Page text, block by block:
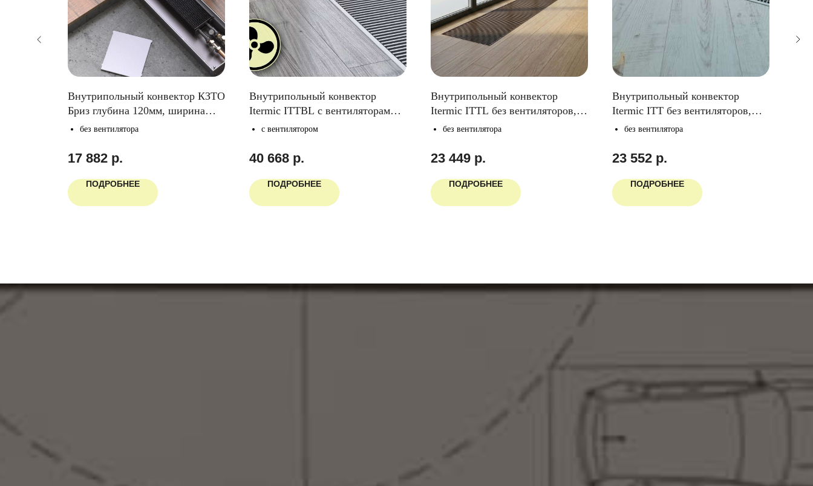
Внутрипольный конвектор КЗТО
Бриз глубина 120мм, ширина
260мм
без вентилятора
17 882 р.
ПОДРОБНЕЕ
Внутрипольный конвектор
Itermic ITTBL с вентиляторами,
глубина 70мм, ширина 340мм
с вентилятором
40 668 р.
ПОДРОБНЕЕ
Внутрипольный конвектор
Itermic ITTL без вентиляторов,
глубина 70мм, ширина 400мм
без вентилятора
23 449 р.
ПОДРОБНЕЕ
Внутрипольный конвектор
Itermic ITT без вентиляторов,
глубина 110мм, ширина 300мм
без вентилятора
23 552 р.
ПОДРОБНЕЕ